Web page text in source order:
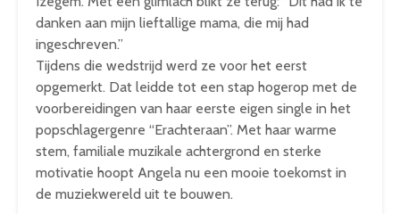
danken aan mijn lieftallige mama, die mij had
ingeschreven.”
Tijdens die wedstrijd werd ze voor het eerst
opgemerkt. Dat leidde tot een stap hogerop met de
voorbereidingen van haar eerste eigen single in het
popschlagergenre “Erachteraan”. Met haar warme
stem, familiale muzikale achtergrond en sterke
motivatie hoopt Angela nu een mooie toekomst in
de muziekwereld uit te bouwen.